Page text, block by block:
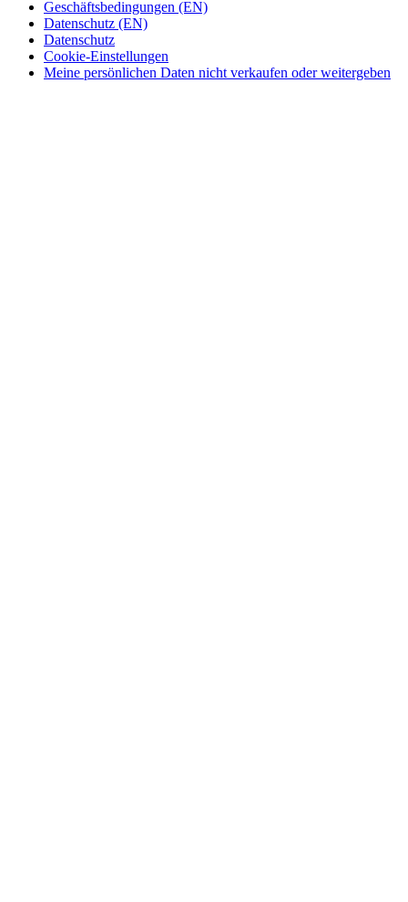
Geschäftsbedingungen (EN)
Datenschutz (EN)
Datenschutz
Cookie-Einstellungen
Meine persönlichen Daten nicht verkaufen oder weitergeben